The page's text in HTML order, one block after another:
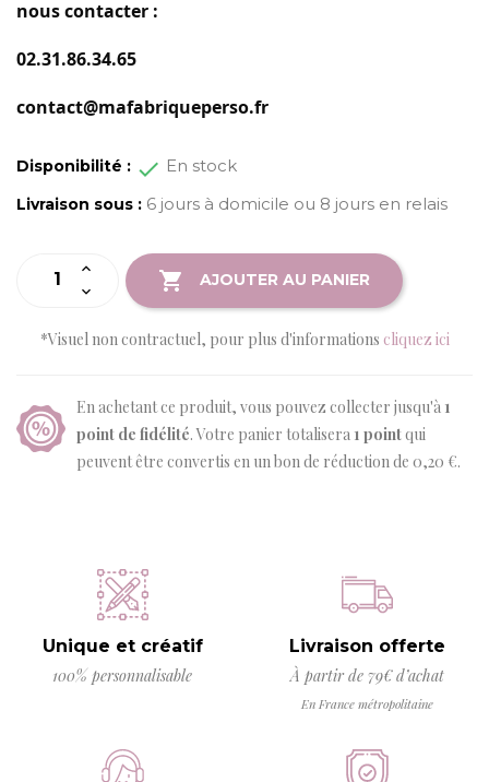
nous contacter :
02.31.86.34.65
contact@mafabriqueperso.fr
Disponibilité : En stock
Livraison sous : 6 jours à domicile ou 8 jours en relais
 AJOUTER AU PANIER
*Visuel non contractuel, pour plus d'informations cliquez ici
En achetant ce produit, vous pouvez collecter jusqu'à 1
point de fidélité. Votre panier totalisera 1 pointqui
peuvent être convertis en un bon de réduction de 0,20 €.
Unique et créatif
100% personnalisable
Livraison offerte
À partir de 79€ d’achat
En France métropolitaine